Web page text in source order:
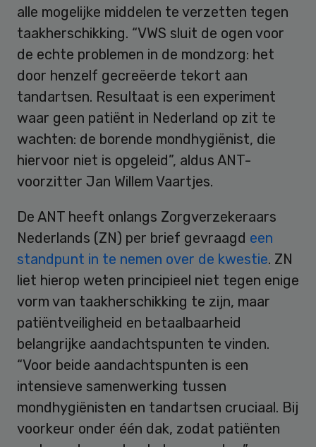
alle mogelijke middelen te verzetten tegen
taakherschikking. “VWS sluit de ogen voor
de echte problemen in de mondzorg: het
door henzelf gecreëerde tekort aan
tandartsen. Resultaat is een experiment
waar geen patiënt in Nederland op zit te
wachten: de borende mondhygiënist, die
hiervoor niet is opgeleid”, aldus ANT-
voorzitter Jan Willem Vaartjes.
De ANT heeft onlangs Zorgverzekeraars
Nederlands (ZN) per brief gevraagd een
standpunt in te nemen over de kwestie. ZN
liet hierop weten principieel niet tegen enige
vorm van taakherschikking te zijn, maar
patiëntveiligheid en betaalbaarheid
belangrijke aandachtspunten te vinden.
“Voor beide aandachtspunten is een
intensieve samenwerking tussen
mondhygiënisten en tandartsen cruciaal. Bij
voorkeur onder één dak, zodat patiënten